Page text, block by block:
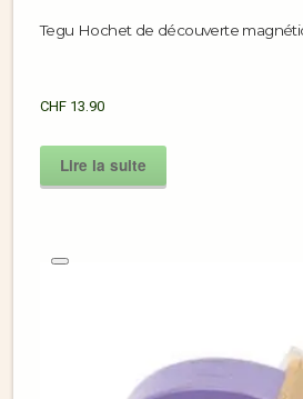
Tegu Hochet de découverte
CHF 13.90
Lire la suite